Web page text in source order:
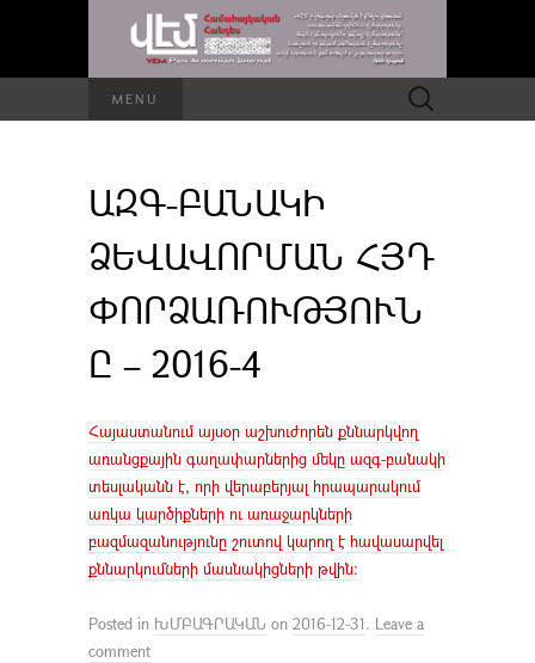
MENU Որոնել՝
ԱԶԳ-ԲԱՆԱԿԻ
ՁԵՎԱՎՈՐՄԱՆ ՀՅԴ
ՓՈՐՁԱՌՈՒԹՅՈՒՆ
Ը – 2016-4
Հայաստանում այսօր աշխուժորեն քննարկվող
առանցքային գաղափարներից մեկը ազգ-բանակի
տեսլականն է, որի վերաբերյալ հրապարակում
առկա կարծիքների ու առաջարկների
բազմազանությունը շուտով կարող է հավասարվել
քննարկումների մասնակիցների թվին։
Posted in ԽՄԲԱԳՐԱԿԱՆ on 2016-12-31. Leave a
comment